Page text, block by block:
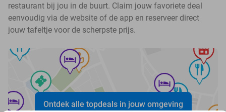
restaurant bij jou in de buurt. Claim jouw favoriete deal
eenvoudig via de website of de app en reserveer direct
jouw tafeltje voor de scherpste prijs.
Ontdek alle topdeals in jouw omgeving